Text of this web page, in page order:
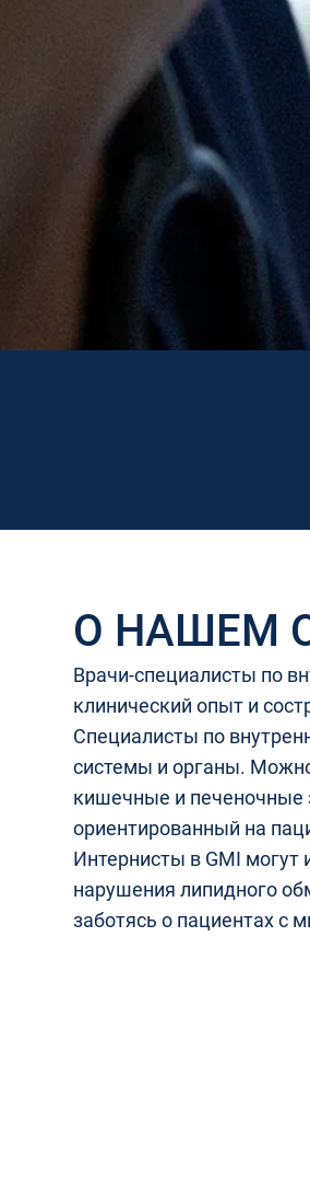
О НАШЕМ
Врачи-специалисты по
клинический опыт и
Специалисты по
системы и органы.
кишечные и печеночные
ориентированный на
Интернисты в GMI
нарушения липидного
заботясь о пациентах с